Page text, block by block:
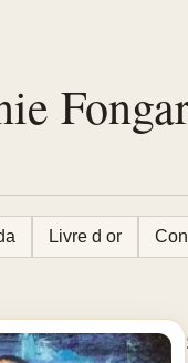
Livre d or